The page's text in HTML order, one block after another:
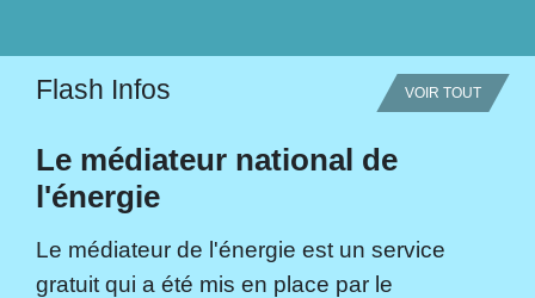
Flash Infos VOIR TOUT
Le médiateur national de
l'énergie
Le médiateur de l'énergie est un service
gratuit qui a été mis en place par le